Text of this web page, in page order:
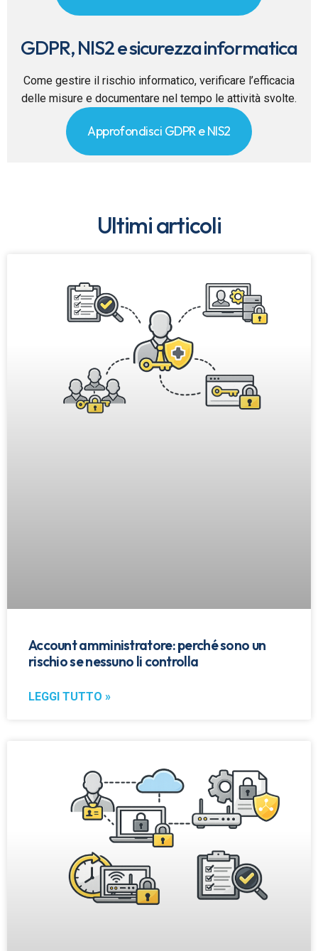
GDPR, NIS2 e sicurezza informatica
Come gestire il rischio informatico, verificare l’efficacia
delle misure e documentare nel tempo le attività svolte.
Approfondisci GDPR e NIS2
Ultimi articoli
Account amministratore: perché sono un
rischio se nessuno li controlla
LEGGI TUTTO »